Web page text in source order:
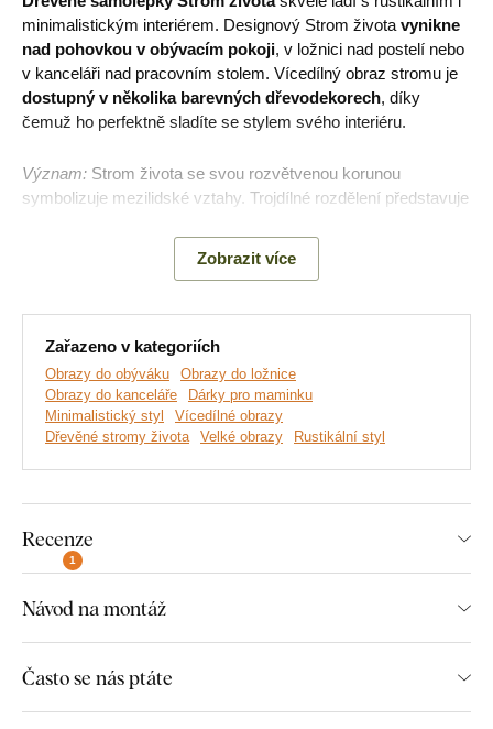
minimalistickým interiérem. Designový Strom života vynikne
nad pohovkou v obývacím pokoji, v ložnici nad postelí nebo
v kanceláři nad pracovním stolem. Vícedílný obraz stromu je
dostupný v několika barevných dřevodekorech, díky
čemuž ho perfektně sladíte se stylem svého interiéru.
Význam: Strom života se svou rozvětvenou korunou
symbolizuje mezilidské vztahy. Trojdílné rozdělení představuje
Originální vyřezávaná dekorace
3D efekt díky 3 mm silnému materiálu
Jednoduchá montáž na zeď
Ekologická výroba ze dřeva
Rozměry jednotlivých částí výrobku:
U velikostní varianty 66x47 cm je rozměr jednoho dílu
Zobrazit více
Zařazeno v kategoriích
Obrazy do obýváku
Obrazy do ložnice
Obrazy do kanceláře
Dárky pro maminku
Minimalistický styl
Vícedílné obrazy
Dřevěné stromy života
Velké obrazy Rustikální styl
Recenze
1
Návod na montáž
Často se nás ptáte